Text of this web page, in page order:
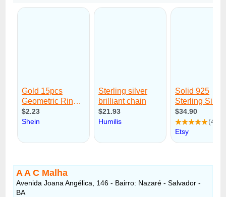
A A C Malha
Avenida Joana Angélica, 146 - Bairro: Nazaré - Salvador -
BA